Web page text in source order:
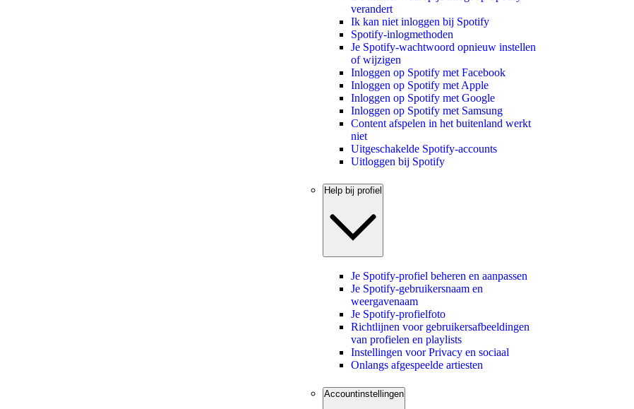
verandert
Ik kan niet inloggen bij Spotify
Spotify-inlogmethoden
Je Spotify-wachtwoord opnieuw instellen
of wijzigen
Inloggen op Spotify met Facebook
Inloggen op Spotify met Apple
Inloggen op Spotify met Google
Inloggen op Spotify met Samsung
Content afspelen in het buitenland werkt
niet
Uitgeschakelde Spotify-accounts
Uitloggen bij Spotify
Help bij profiel
Je Spotify-profiel beheren en aanpassen
Je Spotify-gebruikersnaam en
weergavenaam
Je Spotify-profielfoto
Richtlijnen voor gebruikersafbeeldingen
van profielen en playlists
Instellingen voor Privacy en sociaal
Onlangs afgespeelde artiesten
Accountinstellingen